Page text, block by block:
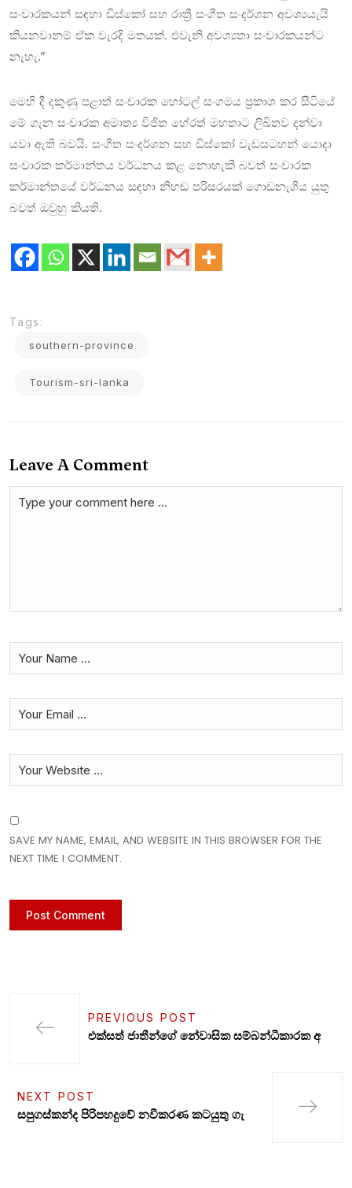
සංචාරකයන් සඳහා ඩිස්කෝ සහ රාත්‍රී සංගීත සංදර්ශන අවශ්‍යයැයි
කියනවානම් ඒක වැරදි මතයක්. එවැනි අවශ්‍යතා සංචාරකයන්ට
නැහැ.”
මෙහි දී දකුණු පළාත් සංචාරක හෝටල් සංගමය ප්‍රකාශ කර සිටියේ
මේ ගැන සංචාරක අමාත්‍ය විජිත හේරත් මහතාට ලිඛිතව දන්වා
යවා ඇති බවයි. සංගීත සංදර්ශන සහ ඩිස්කෝ වැඩසටහන් යොදා
සංචාරක කර්මාන්තය වර්ධනය කළ නොහැකි බවත් සංචාරක
කර්මාන්තයේ වර්ධනය සඳහා නිහඬ පරිසරයක් ගොඩනැගිය යුතු
බවත් ඔවුහු කියති.
Tags:
southern-province
Tourism-sri-lanka
Leave A Comment
SAVE MY NAME, EMAIL, AND WEBSITE IN THIS BROWSER FOR THE
NEXT TIME I COMMENT.
PREVIOUS POST
එක්සත් ජාතීන්ගේ නේවාසික සම්බන්ධීකාරක අ
NEXT POST
සපුගස්කන්ද පිරිපහදුවේ නවීකරණ කටයුතු ගැ